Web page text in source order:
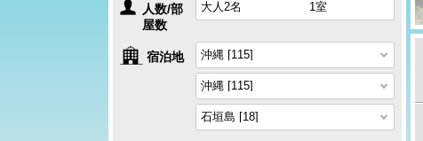
人数/部
屋数
宿泊地